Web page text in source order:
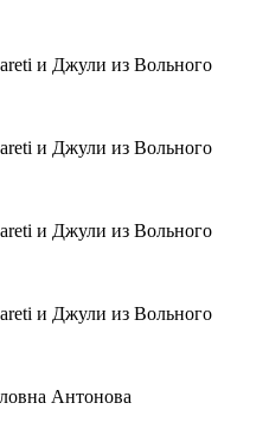
и Джули из Вольного
и Джули из Вольного
и Джули из Вольного
и Джули из Вольного
Антонова